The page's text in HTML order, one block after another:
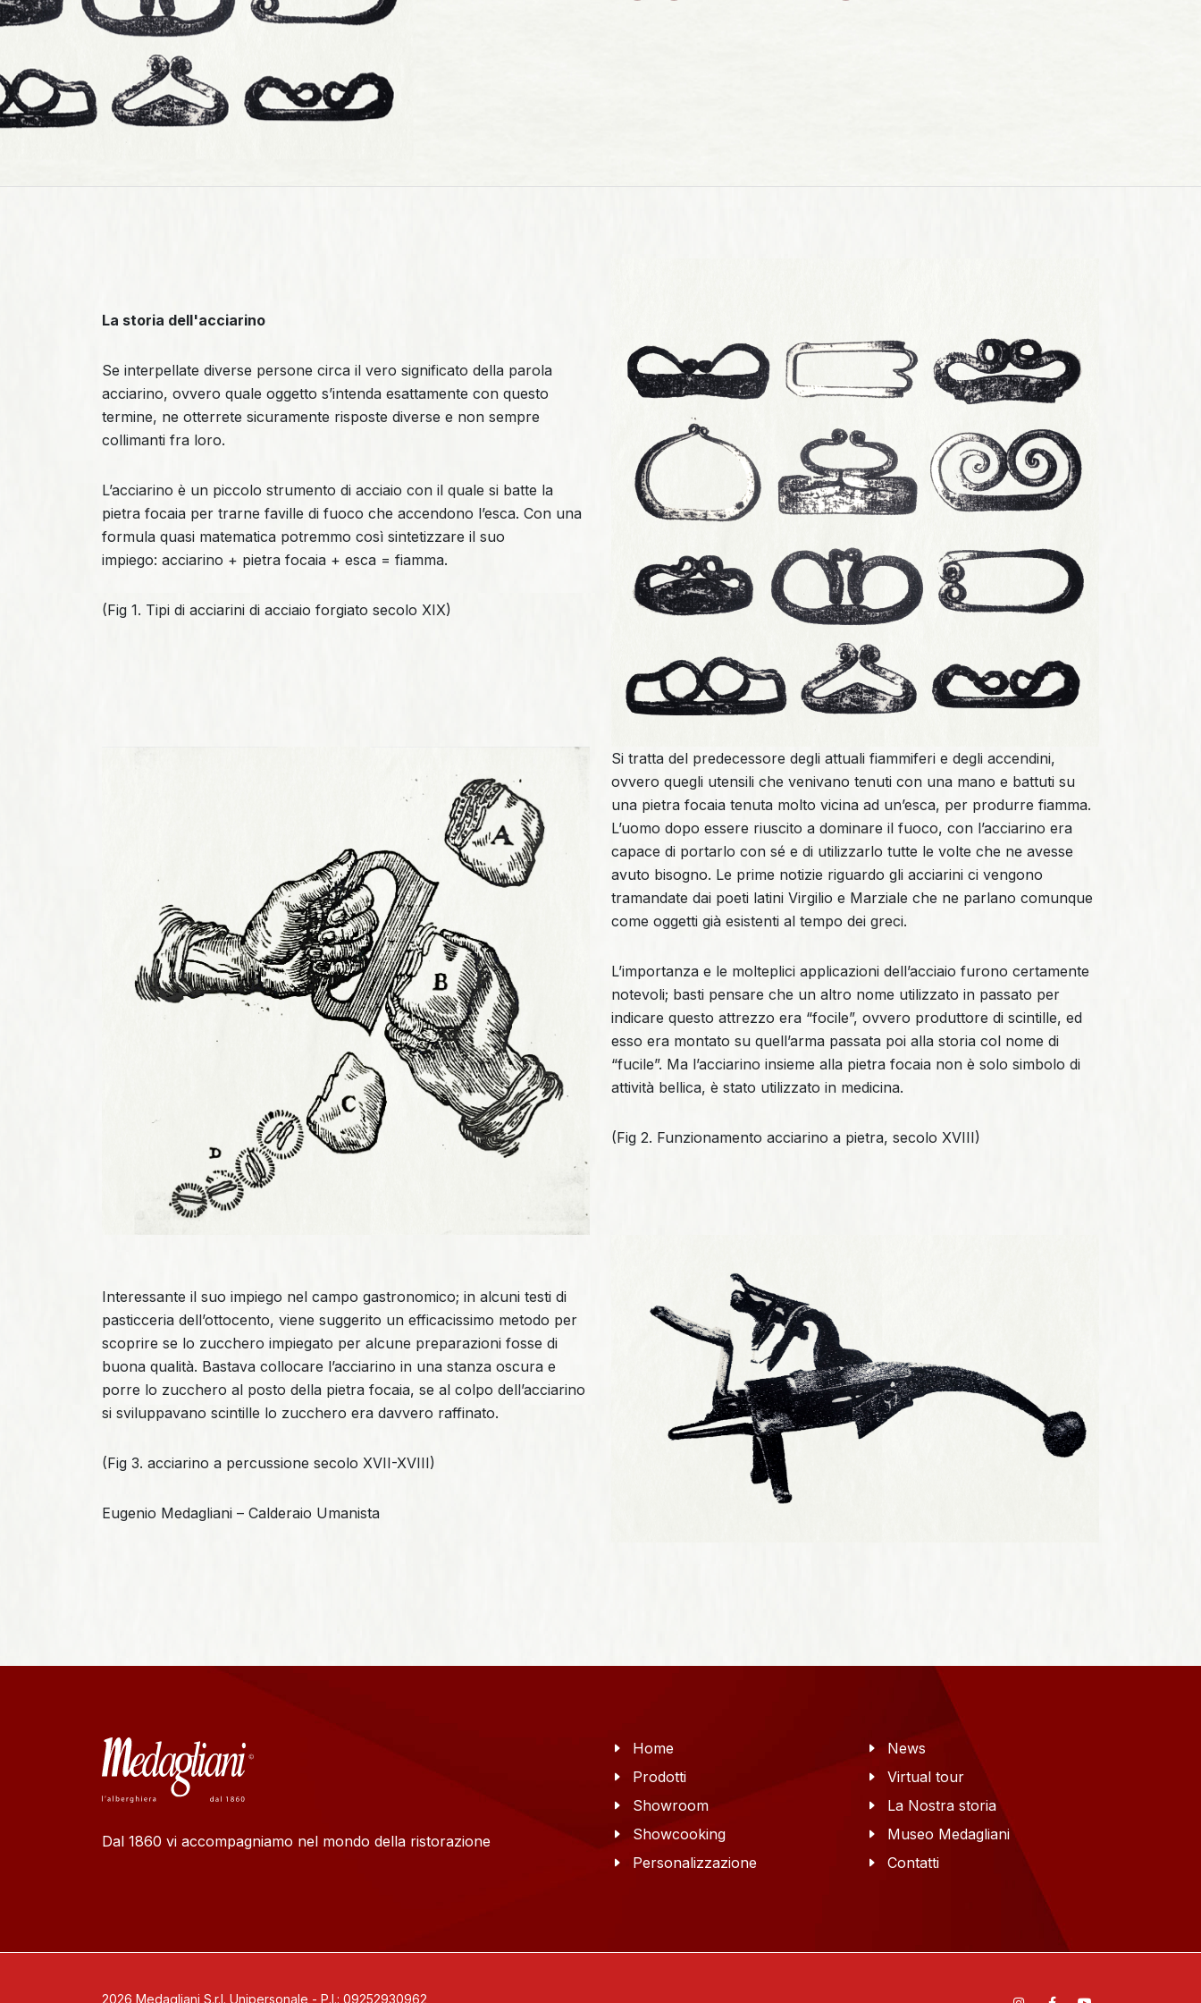
La storia dell'acciarino
Se interpellate diverse persone circa il vero significato della parola
acciarino, ovvero quale oggetto s’intenda esattamente con questo
termine, ne otterrete sicuramente risposte diverse e non sempre
collimanti fra loro.
L’acciarino è un piccolo strumento di acciaio con il quale si batte la
pietra focaia per trarne faville di fuoco che accendono l’esca. Con una
formula quasi matematica potremmo così sintetizzare il suo
impiego: acciarino + pietra focaia + esca = fiamma.
(Fig 1. Tipi di acciarini di acciaio forgiato secolo XIX)
Si tratta del predecessore degli attuali fiammiferi e degli accendini,
ovvero quegli utensili che venivano tenuti con una mano e battuti su
una pietra focaia tenuta molto vicina ad un’esca, per produrre fiamma.
L’uomo dopo essere riuscito a dominare il fuoco, con l’acciarino era
capace di portarlo con sé e di utilizzarlo tutte le volte che ne avesse
avuto bisogno. Le prime notizie riguardo gli acciarini ci vengono
tramandate dai poeti latini Virgilio e Marziale che ne parlano comunque
come oggetti già esistenti al tempo dei greci.
L’importanza e le molteplici applicazioni dell’acciaio furono certamente
notevoli; basti pensare che un altro nome utilizzato in passato per
indicare questo attrezzo era “focile”, ovvero produttore di scintille, ed
esso era montato su quell’arma passata poi alla storia col nome di
“fucile”. Ma l’acciarino insieme alla pietra focaia non è solo simbolo di
attività bellica, è stato utilizzato in medicina.
(Fig 2. Funzionamento acciarino a pietra, secolo XVIII)
Interessante il suo impiego nel campo gastronomico; in alcuni testi di
pasticceria dell’ottocento, viene suggerito un efficacissimo metodo per
scoprire se lo zucchero impiegato per alcune preparazioni fosse di
buona qualità. Bastava collocare l’acciarino in una stanza oscura e
porre lo zucchero al posto della pietra focaia, se al colpo dell’acciarino
si sviluppavano scintille lo zucchero era davvero raffinato.
(Fig 3. acciarino a percussione secolo XVII-XVIII)
Eugenio Medagliani – Calderaio Umanista
Dal 1860 vi accompagniamo nel mondo della ristorazione
Home
Prodotti
Showroom
Showcooking
Personalizzazione
News
Virtual tour
La Nostra storia
Museo Medagliani
Contatti
2026 Medagliani S.r.l. Unipersonale - P.I.: 09252930962